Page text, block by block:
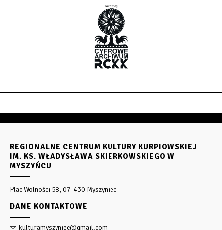
REGIONALNE CENTRUM KULTURY KURPIOWSKIEJ
IM. KS. WŁADYSŁAWA SKIERKOWSKIEGO W
MYSZYŃCU
Plac Wolności 58, 07-430 Myszyniec
DANE KONTAKTOWE
kulturamyszyniec@gmail.com